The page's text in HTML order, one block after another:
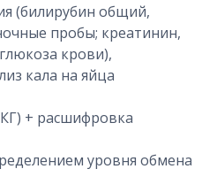
(билирубин общий,
пробы; креатинин,
крови),
кала на яйца
+ расшифровка
уровня обмена